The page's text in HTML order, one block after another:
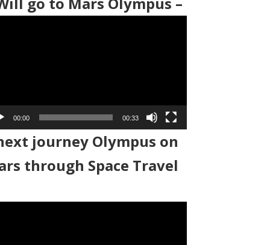
00:00 00:33
journey Olympus on
through Space Travel